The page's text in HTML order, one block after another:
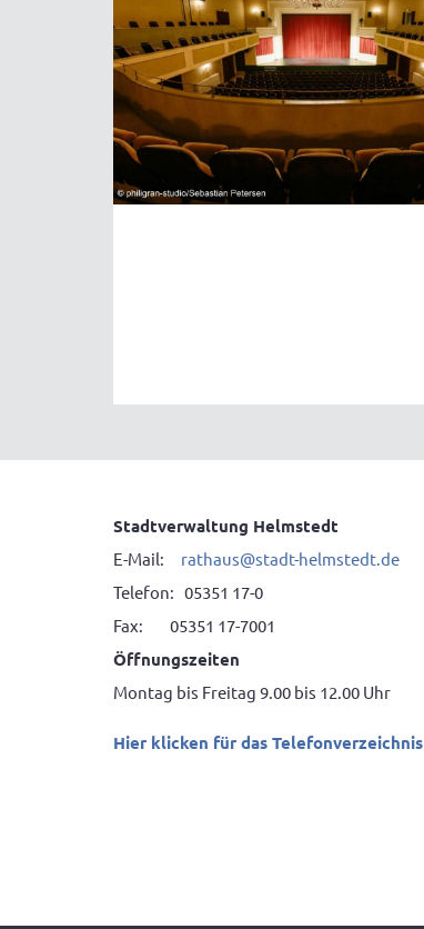
Stadtverwaltung Helmstedt
E-Mail: rathaus@stadt-helmstedt.de
Telefon: 05351 17-0
Fax: 05351 17-7001
Öffnungszeiten
Montag bis Freitag 9.00 bis 12.00 Uhr
Hier klicken für das Telefonverzeichnis